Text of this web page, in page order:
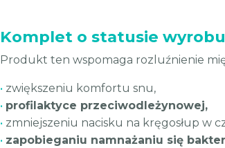
Komplet o statusie
Produkt ten wspomaga rozluźnienie
• zwiększeniu komfortu snu,
• profilaktyce przeciwodleżynowej,
• zmniejszeniu nacisku na kręgosłup w
• zapobieganiu namnażaniu się